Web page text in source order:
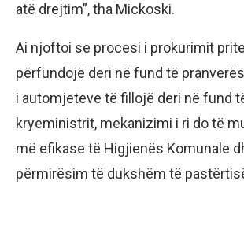
atë drejtim”, tha Mickoski.
Ai njoftoi se procesi i prokurimit
përfundojë deri në fund të
i automjeteve të fillojë deri në fund
kryeministrit, mekanizimi i ri do të
më efikase të Higjienës Komunale
përmirësim të dukshëm të